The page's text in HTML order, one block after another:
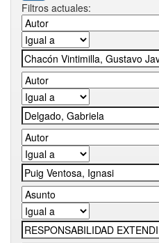
Filtros actuales: